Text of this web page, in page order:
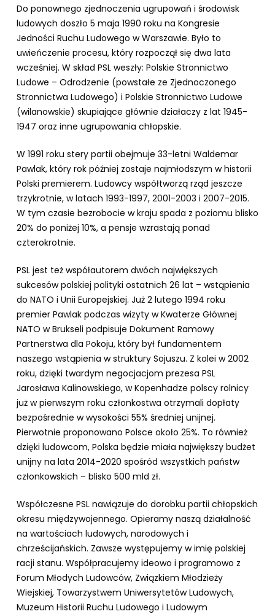
Do ponownego zjednoczenia ugrupowań i środowisk
ludowych doszło 5 maja 1990 roku na Kongresie
Jedności Ruchu Ludowego w Warszawie. Było to
uwieńczenie procesu, który rozpoczął się dwa lata
wcześniej. W skład PSL weszły: Polskie Stronnictwo
Ludowe – Odrodzenie (powstałe ze Zjednoczonego
Stronnictwa Ludowego) i Polskie Stronnictwo Ludowe
(wilanowskie) skupiające głównie działaczy z lat 1945-
1947 oraz inne ugrupowania chłopskie.
W 1991 roku stery partii obejmuje 33-letni Waldemar
Pawlak, który rok później zostaje najmłodszym w historii
Polski premierem. Ludowcy współtworzą rząd jeszcze
trzykrotnie, w latach 1993-1997, 2001-2003 i 2007-2015.
W tym czasie bezrobocie w kraju spada z poziomu blisko
20% do poniżej 10%, a pensje wzrastają ponad
czterokrotnie.
PSL jest też współautorem dwóch największych
sukcesów polskiej polityki ostatnich 26 lat – wstąpienia
do NATO i Unii Europejskiej. Już 2 lutego 1994 roku
premier Pawlak podczas wizyty w Kwaterze Głównej
NATO w Brukseli podpisuje Dokument Ramowy
Partnerstwa dla Pokoju, który był fundamentem
naszego wstąpienia w struktury Sojuszu. Z kolei w 2002
roku, dzięki twardym negocjacjom prezesa PSL
Jarosława Kalinowskiego, w Kopenhadze polscy rolnicy
już w pierwszym roku członkostwa otrzymali dopłaty
bezpośrednie w wysokości 55% średniej unijnej.
Pierwotnie proponowano Polsce około 25%. To również
dzięki ludowcom, Polska będzie miała największy budżet
unijny na lata 2014-2020 spośród wszystkich państw
członkowskich – blisko 500 mld zł.
Współczesne PSL nawiązuje do dorobku partii chłopskich
okresu międzywojennego. Opieramy naszą działalność
na wartościach ludowych, narodowych i
chrześcijańskich. Zawsze występujemy w imię polskiej
racji stanu. Współpracujemy ideowo i programowo z
Forum Młodych Ludowców, Związkiem Młodzieży
Wiejskiej, Towarzystwem Uniwersytetów Ludowych,
Muzeum Historii Ruchu Ludowego i Ludowym